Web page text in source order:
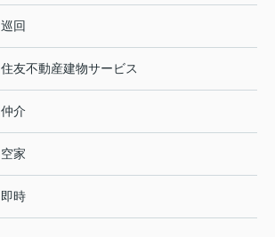
巡回
住友不動産建物サービス
仲介
空家
即時